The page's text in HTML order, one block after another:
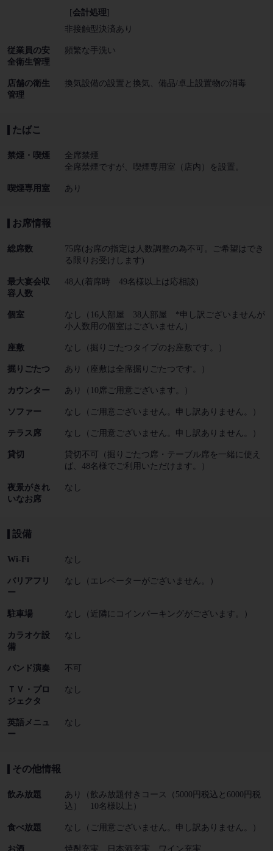
[会計処理]
非接触型決済あり
従業員の安
全衛生管理
頻繁な手洗い
店舗の衛生
管理
換気設備の設置と換気 備品/卓上設置物の消毒
たばこ
禁煙・喫煙
全席禁煙
全席禁煙ですが、喫煙専用室（店内）を設置。
喫煙専用室 あり
お席情報
総席数
75席(お席の指定は人数調整の為不可。ご希望はでき
る限りお受けします)
最大宴会収
容人数
48人(着席時 49名様以上は応相談)
個室
なし（16人部屋 38人部屋 *申し訳ございませんが
小人数用の個室はございません）
座敷 なし（掘りごたつタイプのお座敷です。）
掘りごたつ あり（座敷は全席掘りごたつです。）
カウンター あり（10席ご用意ございます。）
ソファー なし（ご用意ございません。申し訳ありません。）
テラス席 なし（ご用意ございません。申し訳ありません。）
貸切
貸切不可（掘りごたつ席・テーブル席を一緒に使え
ば、48名様でご利用いただけます。）
夜景がきれ
いなお席
なし
設備
Wi-Fi なし
バリアフリ
ー
なし（エレベーターがございません。）
駐車場 なし（近隣にコインパーキングがございます。）
カラオケ設
備
なし
バンド演奏 不可
ＴＶ・プロ
ジェクタ
なし
英語メニュ
ー
なし
その他情報
飲み放題
あり（飲み放題付きコース（5000円税込と6000円税
込） 10名様以上）
食べ放題 なし（ご用意ございません。申し訳ありません。）
お酒 焼酎充実、日本酒充実、ワイン充実